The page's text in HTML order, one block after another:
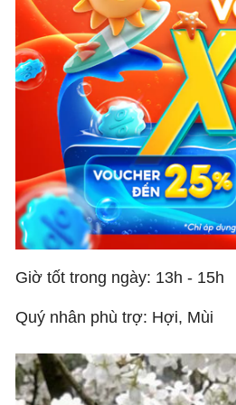
Giờ tốt trong ngày: 13h - 15h
Quý nhân phù trợ: Hợi, Mùi